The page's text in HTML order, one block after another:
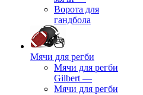
Ворота для
гандбола
Мячи для регби
Мячи для регби
Gilbert —
Мячи для регби